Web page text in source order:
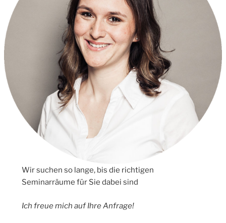
Wir suchen so lange, bis die richtigen
Seminarräume für Sie dabei sind
Ich freue mich auf Ihre Anfrage!